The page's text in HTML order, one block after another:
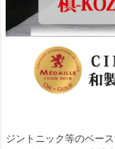
ジントニック等のベー